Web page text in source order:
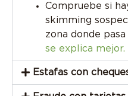
Compruebe si
skimming
zona donde
se explica mejor.
Estafas con